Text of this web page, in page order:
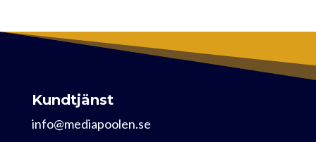
Kundtjänst
info@mediapoolen.se